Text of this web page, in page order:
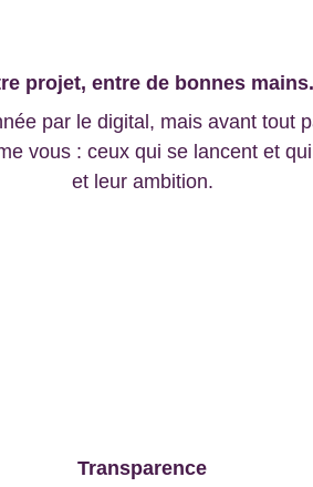
projet, entre de bonnes mains.
par le digital, mais avant tout
vous : ceux qui se lancent et
et leur ambition.
Transparence